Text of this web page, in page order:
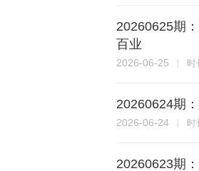
20260625期
百业
2026-06-25 时
20260624期
2026-06-24 时
20260623期